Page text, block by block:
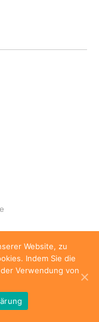
Alle Rechte
Website, zu
Indem Sie die
Verwendung von